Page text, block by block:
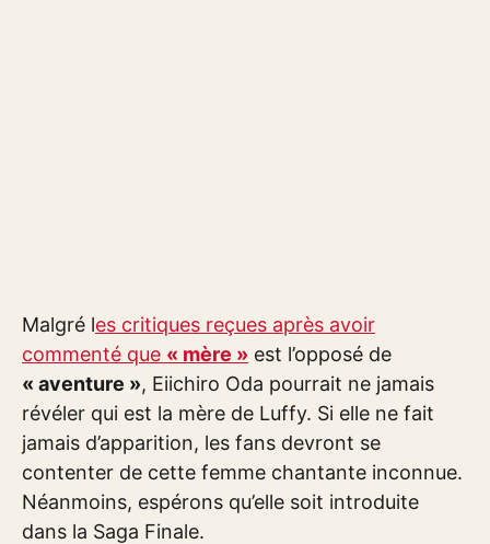
Malgré les critiques reçues après avoir
commenté que « mère » est l’opposé de
« aventure », Eiichiro Oda pourrait ne jamais
révéler qui est la mère de Luffy. Si elle ne fait
jamais d’apparition, les fans devront se
contenter de cette femme chantante inconnue.
Néanmoins, espérons qu’elle soit introduite
dans la Saga Finale.